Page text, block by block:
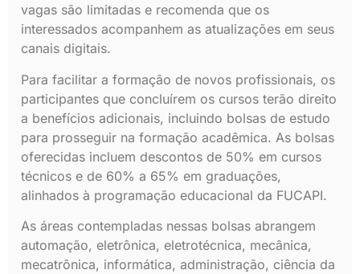
vagas são limitadas e recomenda que os
interessados acompanhem as atualizações em seus
canais digitais.
Para facilitar a formação de novos profissionais, os
participantes que concluírem os cursos terão direito
a benefícios adicionais, incluindo bolsas de estudo
para prosseguir na formação acadêmica. As bolsas
oferecidas incluem descontos de 50% em cursos
técnicos e de 60% a 65% em graduações,
alinhados à programação educacional da FUCAPI.
As áreas contempladas nessas bolsas abrangem
automação, eletrônica, eletrotécnica, mecânica,
mecatrônica, informática, administração, ciência da